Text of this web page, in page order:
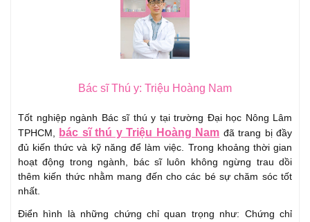
Bác sĩ Thú y: Triệu Hoàng Nam
Tốt nghiệp ngành Bác sĩ thú y tại trường Đại học Nông Lâm
TPHCM, bác sĩ thú y Triệu Hoàng Nam đã trang bị đầy
đủ kiến thức và kỹ năng để làm việc. Trong khoảng thời gian
hoạt động trong ngành, bác sĩ luôn không ngừng trau dồi
thêm kiến thức nhằm mang đến cho các bé sự chăm sóc tốt
nhất.
Điển hình là những chứng chỉ quan trọng như: Chứng chỉ